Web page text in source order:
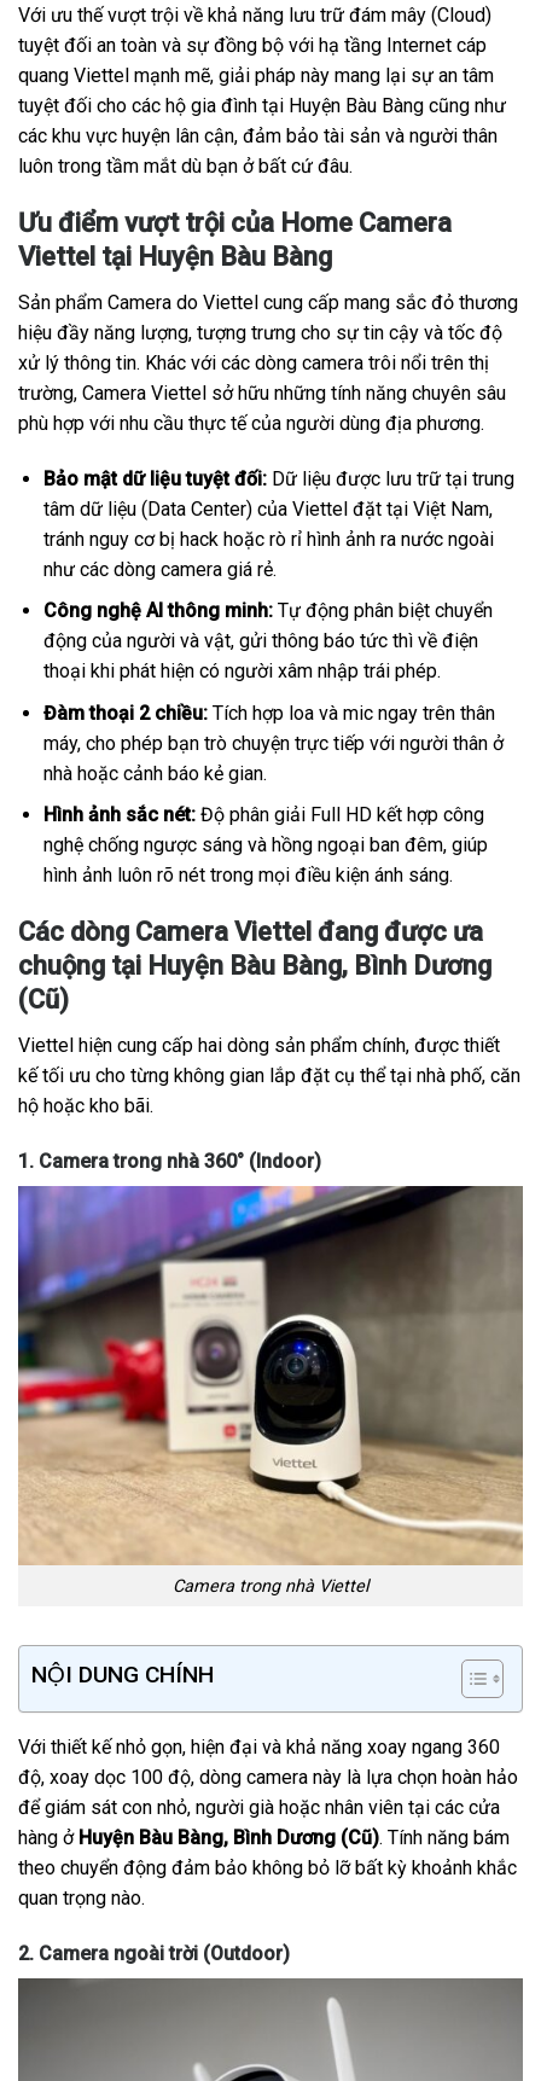
Với ưu thế vượt trội về khả năng lưu trữ đám mây (Cloud)
tuyệt đối an toàn và sự đồng bộ với hạ tầng Internet cáp
quang Viettel mạnh mẽ, giải pháp này mang lại sự an tâm
tuyệt đối cho các hộ gia đình tại Huyện Bàu Bàng cũng như
các khu vực huyện lân cận, đảm bảo tài sản và người thân
luôn trong tầm mắt dù bạn ở bất cứ đâu.
Ưu điểm vượt trội của Home Camera
Viettel tại Huyện Bàu Bàng
Sản phẩm Camera do Viettel cung cấp mang sắc đỏ thương
hiệu đầy năng lượng, tượng trưng cho sự tin cậy và tốc độ
xử lý thông tin. Khác với các dòng camera trôi nổi trên thị
trường, Camera Viettel sở hữu những tính năng chuyên sâu
phù hợp với nhu cầu thực tế của người dùng địa phương.
Bảo mật dữ liệu tuyệt đối:Dữ liệu được lưu trữ tại trung
tâm dữ liệu (Data Center) của Viettel đặt tại Việt Nam,
tránh nguy cơ bị hack hoặc rò rỉ hình ảnh ra nước ngoài
như các dòng camera giá rẻ.
Công nghệ AI thông minh:Tự động phân biệt chuyển
động của người và vật, gửi thông báo tức thì về điện
thoại khi phát hiện có người xâm nhập trái phép.
Đàm thoại 2 chiều:Tích hợp loa và mic ngay trên thân
máy, cho phép bạn trò chuyện trực tiếp với người thân ở
nhà hoặc cảnh báo kẻ gian.
Hình ảnh sắc nét:Độ phân giải Full HD kết hợp công
nghệ chống ngược sáng và hồng ngoại ban đêm, giúp
hình ảnh luôn rõ nét trong mọi điều kiện ánh sáng.
Các dòng Camera Viettel đang được ưa
chuộng tại Huyện Bàu Bàng, Bình Dương
(Cũ)
Viettel hiện cung cấp hai dòng sản phẩm chính, được thiết
kế tối ưu cho từng không gian lắp đặt cụ thể tại nhà phố, căn
hộ hoặc kho bãi.
1. Camera trong nhà 360° (Indoor)
Camera trong nhà Viettel
NỘI DUNG CHÍNH
Với thiết kế nhỏ gọn, hiện đại và khả năng xoay ngang 360
độ, xoay dọc 100 độ, dòng camera này là lựa chọn hoàn hảo
để giám sát con nhỏ, người già hoặc nhân viên tại các cửa
hàng ở Huyện Bàu Bàng, Bình Dương (Cũ). Tính năng bám
theo chuyển động đảm bảo không bỏ lỡ bất kỳ khoảnh khắc
quan trọng nào.
2. Camera ngoài trời (Outdoor)